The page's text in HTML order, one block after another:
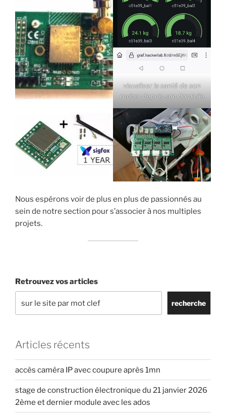
visualiser la santé de son
rucher depuis son domicile
Nous espérons voir de plus en plus de passionnés au
sein de notre section pour s’associer à nos multiples
projets.
Retrouvez vos articles
recherche
Articles récents
accès caméra IP avec coupure après 1mn
stage de construction électronique du 21 janvier 2026
2ème et dernier module avec les ados